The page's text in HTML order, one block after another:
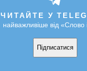
ЧИТАЙТЕ У
найважливіше від «Слово
Підписатися